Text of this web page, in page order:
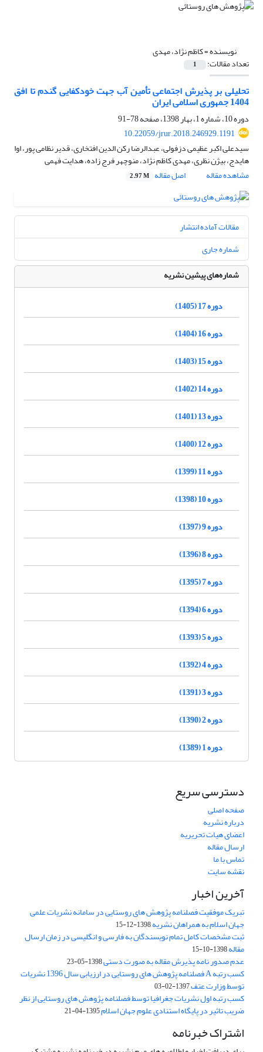
نویسنده =کاظم نژاد، مهدی
تعداد مقالات: 1
تحلیلی بر پذیرش اجتماعی تأمین آب جهت خودکفایی گندم تا افق
1404 جمهوری اسلامی ایران
دوره 10، شماره 1، بهار 1398، صفحه
78-91
10.22059/jrur.2018.246929.1191
سیدعلی اکبر عظیمی دزفولی، عبدالرضا رکن الدین افتخاری، قدیر نظامی پور، اوا
هایدج، بیژن نظری، مهدی کاظم نژاد، منوچهر فرج زاده، هدایت فهمی
مشاهده مقاله
اصل مقاله 2.97 M
مقالات آماده انتشار
شماره جاری
شماره‌های پیشین نشریه
دوره 17 (1405)
دوره 16 (1404)
دوره 15 (1403)
دوره 14 (1402)
دوره 13 (1401)
دوره 12 (1400)
دوره 11 (1399)
دوره 10 (1398)
دوره 9 (1397)
دوره 8 (1396)
دوره 7 (1395)
دوره 6 (1394)
دوره 5 (1393)
دوره 4 (1392)
دوره 3 (1391)
دوره 2 (1390)
دوره 1 (1389)
دسترسی سریع
صفحه اصلی
درباره نشریه
اعضای هیات تحریریه
ارسال مقاله
تماس با ما
نقشه سایت
آخرین اخبار
تبریک موفقیت فصلنامه پژوهش های روستایی در سامانه نشریات علمی
جهان اسلام به همراهان نشریه1398-12-15
ثبت مشخصات کامل تمام نویسندگان به فارسی و انگلیسی در زمان ارسال
مقاله1398-10-15
عدم صدور نامه پذیرش مقاله به صورت دستی1398-05-23
کسب رتبه A فصلنامه پژوهش های روستایی در ارزیابی سال 1396 نشریات
توسط وزارت عتف1397-02-03
کسب رتبه اول نشریات جغرافیا توسط فصلنامه پژوهش های روستایی از نظر
ضریب تاثیر در پایگاه استنادی علوم جهان اسلام1395-04-21
اشتراک خبرنامه